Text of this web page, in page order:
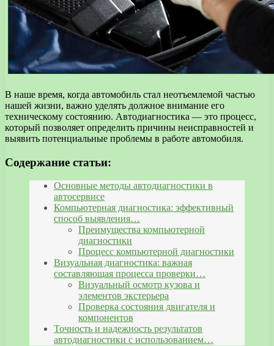
В наше время, когда автомобиль стал неотъемлемой частью
нашей жизни, важно уделять должное внимание его
техническому состоянию. Автодиагностика — это процесс,
который позволяет определить причины неисправностей и
выявить потенциальные проблемы в работе автомобиля.
Содержание статьи:
Основные методы автодиагностики в
автосервисе
Компьютерная диагностика: эффективный
способ выявления…
Преимущества компьютерной
диагностики
Процесс компьютерной диагностики
Визуальная диагностика: важная
составляющая процесса проверки…
Визуальный осмотр кузова и
элементов экстерьера
Проверка состояния двигателя и
компонентов
Точность и надежность результатов
автодиагностики с использованием…